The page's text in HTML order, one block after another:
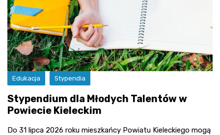
Edukacja Stypendia
Stypendium dla Młodych Talentów w
Powiecie Kieleckim
Do 31 lipca 2026 roku mieszkańcy Powiatu Kieleckiego mogą